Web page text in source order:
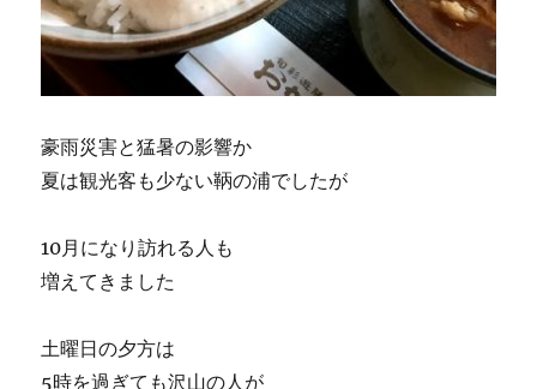
豪雨災害と猛暑の影響か
夏は観光客も少ない鞆の浦でしたが
10月になり訪れる人も
増えてきました
土曜日の夕方は
5時を過ぎても沢山の人が